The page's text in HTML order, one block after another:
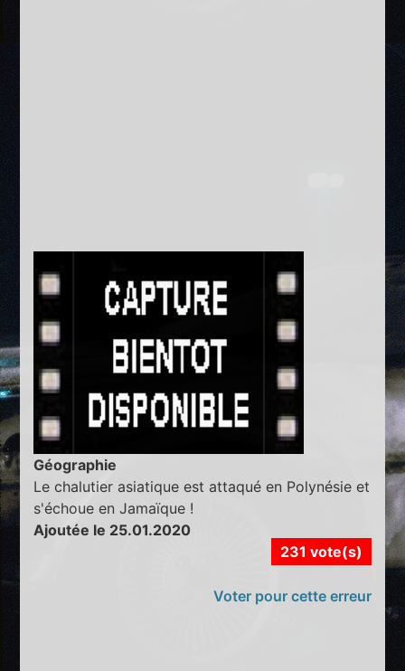
Géographie
Le chalutier asiatique est attaqué en Polynésie et
s'échoue en Jamaïque !
Ajoutée le 25.01.2020
231 vote(s)
Voter pour cette erreur